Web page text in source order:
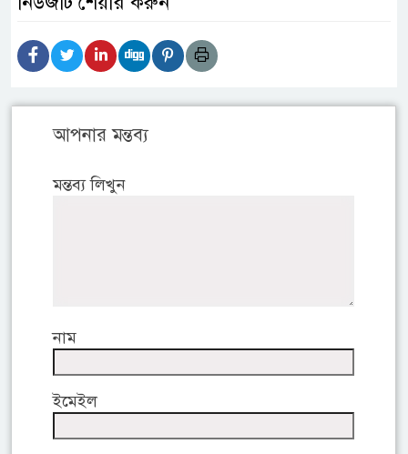
আপনার মন্তব্য
মন্তব্য লিখুন
নাম
ইমেইল